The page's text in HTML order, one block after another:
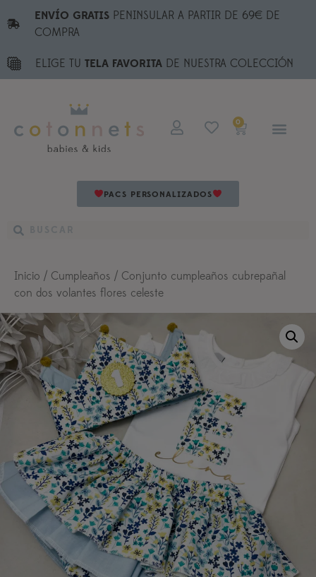
ENVÍO GRATISPENINSULAR A PARTIR DE 69€ DE
COMPRA
ELIGE TU TELA FAVORITA DE NUESTRA COLECCIÓN
0
PACS PERSONALIZADOS
Inicio / Cumpleaños / Conjunto cumpleaños cubrepañal
con dos volantes flores celeste